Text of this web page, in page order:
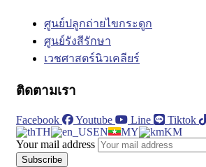
ศูนย์ปลูกถ่ายไขกระดูก
ศูนย์รังสีรักษา
เวชศาสตร์นิวเคลียร์
ติดตามเรา
Facebook Youtube Line Tiktok
TH
EN MY
KM
Your mail address